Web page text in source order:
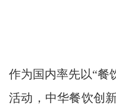
作为国内率先以“餐
活动，中华餐饮创